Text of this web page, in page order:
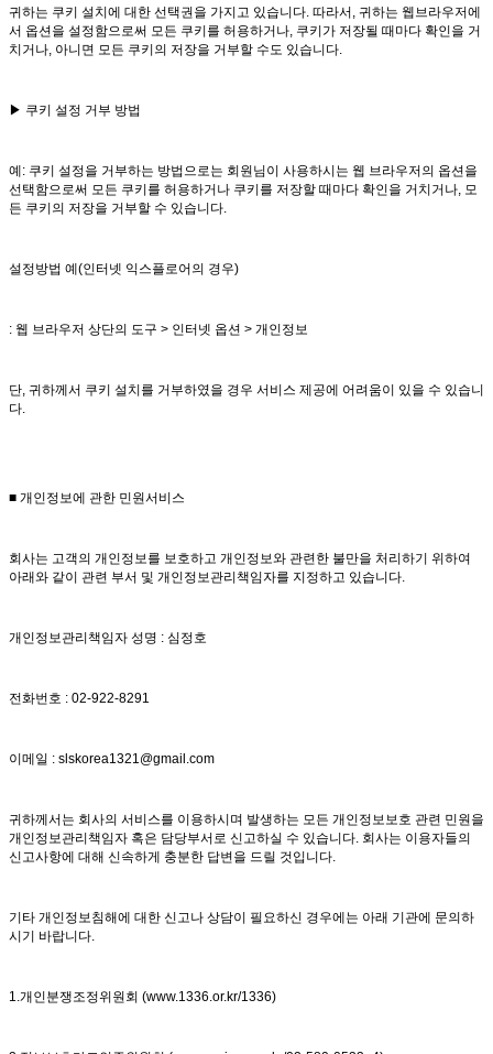
귀하는 쿠키 설치에 대한 선택권을 가지고 있습니다. 따라서, 귀하는 웹브라우저에
서 옵션을 설정함으로써 모든 쿠키를 허용하거나, 쿠키가 저장될 때마다 확인을 거
치거나, 아니면 모든 쿠키의 저장을 거부할 수도 있습니다.
▶ 쿠키 설정 거부 방법
예: 쿠키 설정을 거부하는 방법으로는 회원님이 사용하시는 웹 브라우저의 옵션을
선택함으로써 모든 쿠키를 허용하거나 쿠키를 저장할 때마다 확인을 거치거나, 모
든 쿠키의 저장을 거부할 수 있습니다.
설정방법 예(인터넷 익스플로어의 경우)
: 웹 브라우저 상단의 도구 > 인터넷 옵션 > 개인정보
단, 귀하께서 쿠키 설치를 거부하였을 경우 서비스 제공에 어려움이 있을 수 있습니
다.
■ 개인정보에 관한 민원서비스
회사는 고객의 개인정보를 보호하고 개인정보와 관련한 불만을 처리하기 위하여
아래와 같이 관련 부서 및 개인정보관리책임자를 지정하고 있습니다.
개인정보관리책임자 성명 : 심정호
전화번호 : 02-922-8291
이메일 : slskorea1321@gmail.com
귀하께서는 회사의 서비스를 이용하시며 발생하는 모든 개인정보보호 관련 민원을
개인정보관리책임자 혹은 담당부서로 신고하실 수 있습니다. 회사는 이용자들의
신고사항에 대해 신속하게 충분한 답변을 드릴 것입니다.
기타 개인정보침해에 대한 신고나 상담이 필요하신 경우에는 아래 기관에 문의하
시기 바랍니다.
1.개인분쟁조정위원회 (www.1336.or.kr/1336)